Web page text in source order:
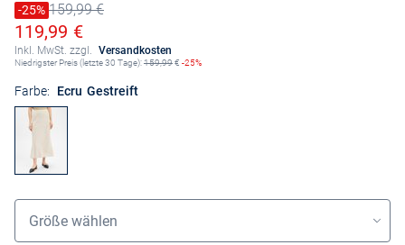
Preis reduziert um
-25%
Alter Preis159,99 €
Ermäßigter Preis
119,99 €
Inkl. MwSt. zzgl. Versandkosten
Niedrigster Preis (letzte 30 Tage):159,99€ -25%
Farbe: Ecru Gestreift
Größenauswahl
Größe wählen